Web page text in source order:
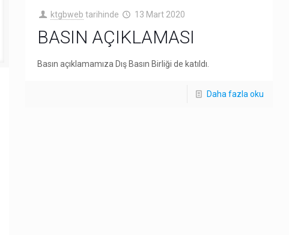
ktgbweb tarihinde 13 Mart 2020
BASIN AÇIKLAMASI
Basın açıklamamıza Dış Basın Birliği de katıldı.
Daha fazla oku